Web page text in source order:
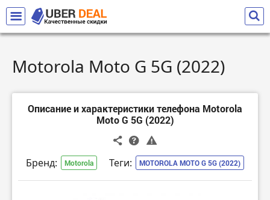
Motorola Moto G 5G (2022)
Описание и характеристики телефона Motorola
Moto G 5G (2022)
Бренд: Motorola Теги: MOTOROLA MOTO G 5G (2022)